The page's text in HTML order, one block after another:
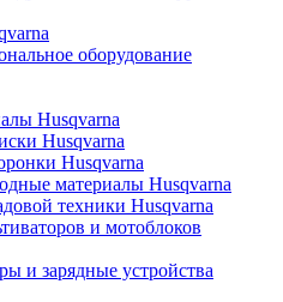
оборудование
Husqvarna
Husqvarna
Husqvarna
материалы Husqvarna
техники Husqvarna
и мотоблоков
и зарядные устройства